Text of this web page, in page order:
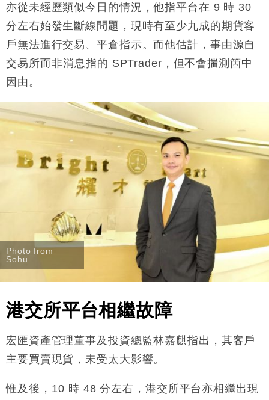
亦從未經歷類似今日的情況，他指平台在 9 時 30
分左右始發生斷線問題，現時有至少九成的期貨客
戶無法進行交易、平倉指示。而他估計，事由源自
交易所而非消息指的 SPTrader，但不會揣測箇中
因由。
Photo from
Sohu
港交所平台相繼故障
宏匯資產管理董事及投資總監林嘉麒指出，其客戶
主要買賣現貨，未受太大影響。
惟及後，10 時 48 分左右，港交所平台亦相繼出現